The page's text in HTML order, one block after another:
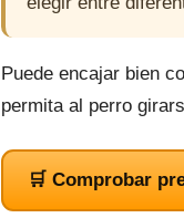
Puede encajar bien
permita al perro
🛒 Comprobar